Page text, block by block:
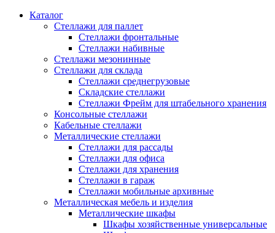
Каталог
Стеллажи для паллет
Стеллажи фронтальные
Стеллажи набивные
Стеллажи мезонинные
Стеллажи для склада
Стеллажи среднегрузовые
Складские стеллажи
Стеллажи Фрейм для штабельного хранения
Консольные стеллажи
Кабельные стеллажи
Металлические стеллажи
Стеллажи для рассады
Стеллажи для офиса
Стеллажи для хранения
Стеллажи в гараж
Стеллажи мобильные архивные
Металлическая мебель и изделия
Металлические шкафы
Шкафы хозяйственные универсальные